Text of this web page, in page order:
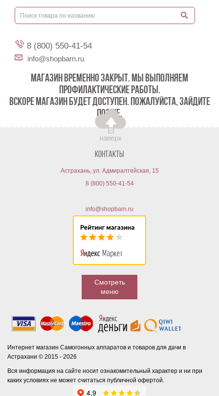
8 (800) 550-41-54
info@shopbarn.ru
МАГАЗИН ВРЕМЕННО ЗАКРЫТ. МЫ ВЫПОЛНЯЕМ
ПРОФИЛАКТИЧЕСКИЕ РАБОТЫ.
ВСКОРЕ МАГАЗИН БУДЕТ ДОСТУПЕН. ПОЖАЛУЙСТА, ЗАЙДИТЕ
ПОЗЖЕ.
Контакты
Астрахань, ул. Адмиралтейская, 15
8 (800) 550-41-54
info@shopbarn.ru
Смотреть
меню
Интернет магазин Самогонных аппаратов и товаров для дачи в
Астрахани © 2015 - 2026
Вся информация на сайте носит ознакомительный характер и ни при
каких условиях не может считаться публичной офертой.